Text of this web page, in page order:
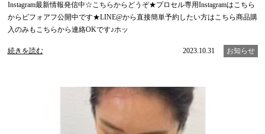
Instagram最新情報発信中☆こちらからどうぞ★プロセル専用Instagramはこちら
からビフォアフ公開中です★LINE@から直接簡単予約したい方はこちら商品購
入のみもこちらから連絡OKです♪ホッ
続きを読む 2023.10.31 お知らせ